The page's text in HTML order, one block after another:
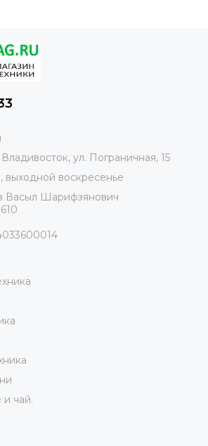
Владивосток, ул. Пограничная, 15
выходной воскресенье
Васыл Шарифзянович
чай.